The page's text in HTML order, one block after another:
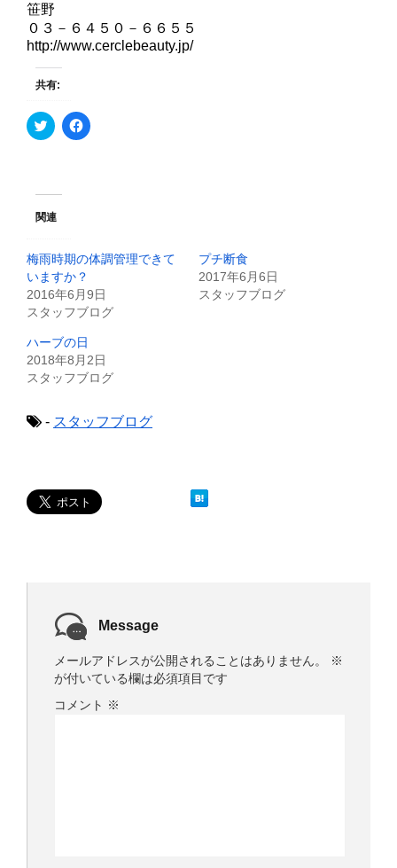
笹野
０３－６４５０－６６５５
http://www.cerclebeauty.jp/
共有:
ク
リ
T
i
r
で
共
有
(
新
い
ウ
ィ
ン
開
F
a
る
に
ク
リ
ッ
し
て
く
だ
新
ド
ウ
で
関連
梅雨時期の体調管理できて
いますか？
2016年6月9日
スタッフブログ
プチ断食
2017年6月6日
スタッフブログ
ハーブの日
2018年8月2日
スタッフブログ
- スタッフブログ
Message
メールアドレスが公開されることはありません。
※
が付いている欄は必須項目です
コメント ※